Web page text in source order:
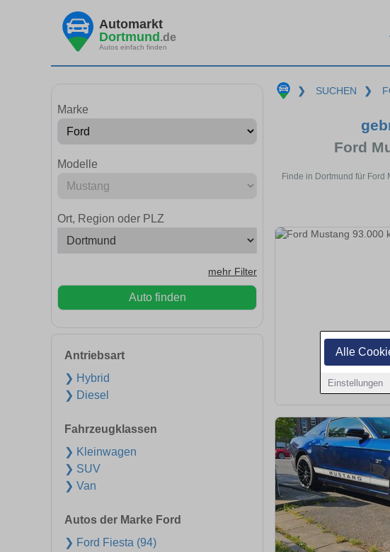
Alle
Einstellungen
Automarkt
Dortmund.de
Autos einfach finden
Marke
Modelle
Ort, Region oder PLZ
mehr Filter
Auto finden
Antriebsart
❯ Hybrid
❯ Diesel
Fahrzeugklassen
❯ Kleinwagen
❯ SUV
❯ Van
Autos der Marke Ford
❯ Ford Fiesta (94)
❯ SUCHEN ❯
Ford
Finde in Dortmund für